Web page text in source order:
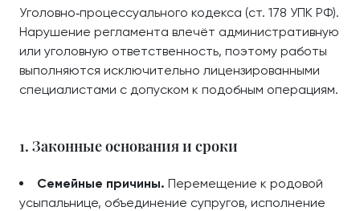
Уголовно‑процессуального кодекса (ст. 178 УПК РФ).
Нарушение регламента влечёт административную
или уголовную ответственность, поэтому работы
выполняются исключительно лицензированными
специалистами с допуском к подобным операциям.
1. Законные основания и сроки
Семейные причины. Перемещение к родовой
усыпальнице, объединение супругов, исполнение